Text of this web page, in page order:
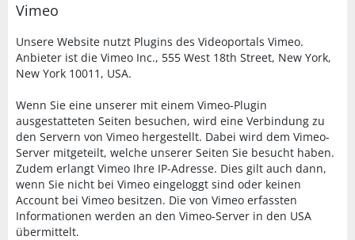
Vimeo
Unsere Website nutzt Plugins des Videoportals Vimeo.
Anbieter ist die Vimeo Inc., 555 West 18th Street, New York,
New York 10011, USA.
Wenn Sie eine unserer mit einem Vimeo-Plugin
ausgestatteten Seiten besuchen, wird eine Verbindung zu
den Servern von Vimeo hergestellt. Dabei wird dem Vimeo-
Server mitgeteilt, welche unserer Seiten Sie besucht haben.
Zudem erlangt Vimeo Ihre IP-Adresse. Dies gilt auch dann,
wenn Sie nicht bei Vimeo eingeloggt sind oder keinen
Account bei Vimeo besitzen. Die von Vimeo erfassten
Informationen werden an den Vimeo-Server in den USA
übermittelt.